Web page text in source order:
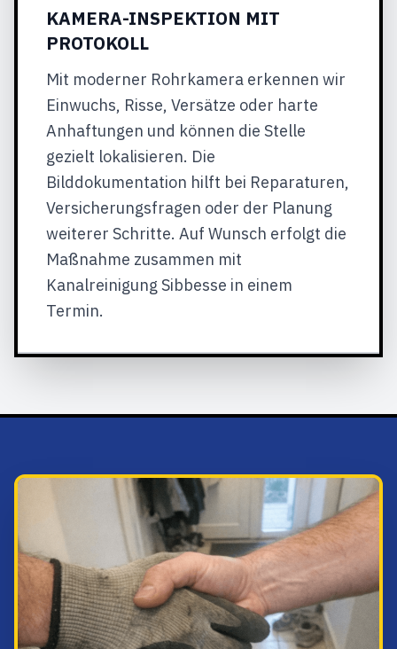
KAMERA-INSPEKTION MIT
PROTOKOLL
Mit moderner Rohrkamera erkennen wir
Einwuchs, Risse, Versätze oder harte
Anhaftungen und können die Stelle
gezielt lokalisieren. Die
Bilddokumentation hilft bei Reparaturen,
Versicherungsfragen oder der Planung
weiterer Schritte. Auf Wunsch erfolgt die
Maßnahme zusammen mit
Kanalreinigung Sibbesse in einem
Termin.